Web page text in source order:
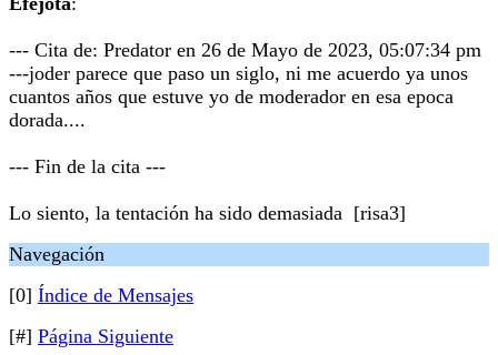
--- Cita de: Predator en 26 de Mayo de 2023, 05:07:34 pm
---joder parece que paso un siglo, ni me acuerdo ya unos
cuantos años que estuve yo de moderador en esa epoca
dorada....
--- Fin de la cita ---
Lo siento, la tentación ha sido demasiada [risa3]
Navegación
[0] Índice de Mensajes
[#] Página Siguiente